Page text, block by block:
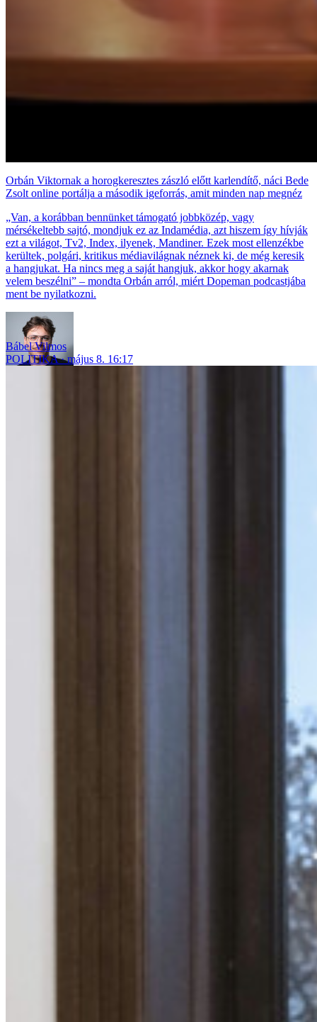
Orbán Viktornak a horogkeresztes zászló előtt karlendítő, náci Bede
Zsolt online portálja a második igeforrás, amit minden nap megnéz
„Van, a korábban bennünket támogató jobbközép, vagy
mérsékeltebb sajtó, mondjuk ez az Indamédia, azt hiszem így hívják
ezt a világot, Tv2, Index, ilyenek, Mandiner. Ezek most ellenzékbe
kerültek, polgári, kritikus médiavilágnak néznek ki, de még keresik
a hangjukat. Ha nincs meg a saját hangjuk, akkor hogy akarnak
velem beszélni” – mondta Orbán arról, miért Dopeman podcastjába
ment be nyilatkozni.
Bábel Vilmos
POLITIKA
május 8. 16:17